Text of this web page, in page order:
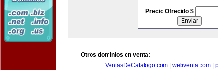
Precio Ofrecido $
Otros dominios en venta:
VentasDeCatalogo.com| webventa.com|